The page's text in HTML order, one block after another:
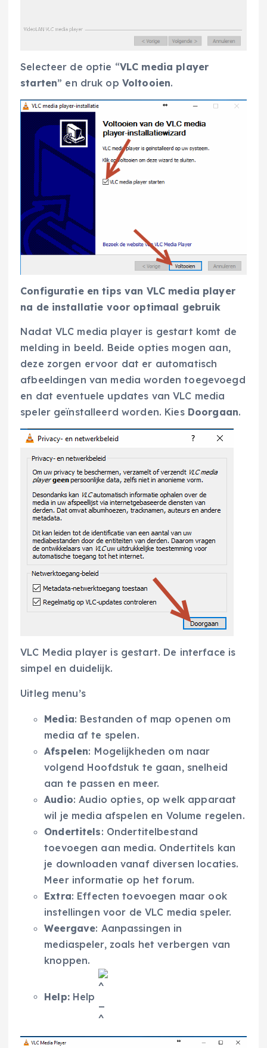
Selecteer de optie “VLC media player
starten” en druk op Voltooien.
Configuratie en tips van VLC media player
na de installatie voor optimaal gebruik
Nadat VLC media player is gestart komt de
melding in beeld. Beide opties mogen aan,
deze zorgen ervoor dat er automatisch
afbeeldingen van media worden toegevoegd
en dat eventuele updates van VLC media
speler geïnstalleerd worden. Kies Doorgaan.
VLC Media player is gestart. De interface is
simpel en duidelijk.
Uitleg menu’s
Media: Bestanden of map openen om
media af te spelen.
Afspelen: Mogelijkheden om naar
volgend Hoofdstuk te gaan, snelheid
aan te passen en meer.
Audio: Audio opties, op welk apparaat
wil je media afspelen en Volume regelen.
Ondertitels: Ondertitelbestand
toevoegen aan media. Ondertitels kan
je downloaden vanaf diversen locaties.
Meer informatie op het forum.
Extra: Effecten toevoegen maar ook
instellingen voor de VLC media speler.
Weergave: Aanpassingen in
mediaspeler, zoals het verbergen van
knoppen.
Help: Help